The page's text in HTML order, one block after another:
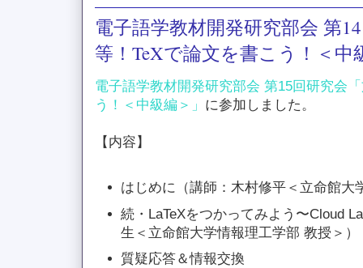
電子語学教材開発研究部会 第
等！TeXで論文を書こう！＜中
電子語学教材開発研究部会 第15回研究会
う！＜中級編＞」 に参加しました。
【内容】
はじめに（講師：木村修平＜立命館大
続・LaTeXをつかってみよう〜Cloud
生＜立命館大学情報理工学部 教授＞）
質疑応答＆情報交換